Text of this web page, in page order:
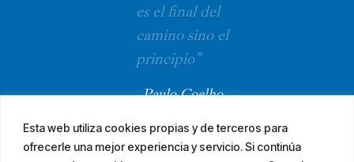
Esta web utiliza cookies propias y de terceros para
ofrecerle una mejor experiencia y servicio. Si continúa
es el final del
camino sino el
principio"
Paulo Coelho